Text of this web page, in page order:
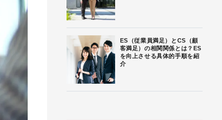
ES（従業員満足）とCS（顧
客満足）の相関関係とは？ES
を向上させる具体的手順を紹
介